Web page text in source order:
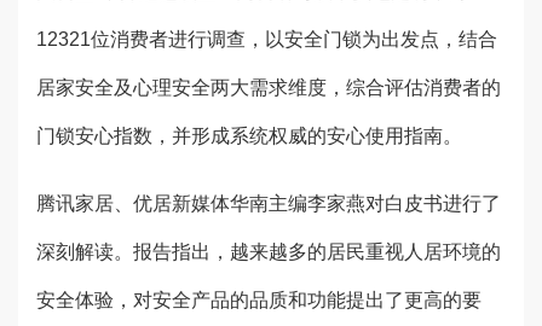
12321位消费者进行调查，以安全门锁为出发点，结合
居家安全及心理安全两大需求维度，综合评估消费者的
门锁安心指数，并形成系统权威的安心使用指南。
腾讯家居、优居新媒体华南主编李家燕对白皮书进行了
深刻解读。报告指出，越来越多的居民重视人居环境的
安全体验，对安全产品的品质和功能提出了更高的要